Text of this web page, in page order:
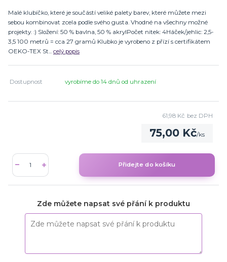
Malé klubíčko, které je součástí veliké palety barev, které můžete mezi
sebou kombinovat zcela podle svého gusta. Vhodné na všechny možné
projekty. :) Složení: 50 % bavlna, 50 % akrylPočet nitek: 4Háček/jehlic: 2,5-
3,5 100 metrů = cca 27 gramů Klubko je vyrobeno z přízí s certifikátem
OEKO-TEX St... celý popis
Dostupnost vyrobíme do 14 dnů od uhrazení
75,00 Kč/ks
61,98 Kč bez DPH
Přidejte do košíku
Zde můžete napsat své přání k produktu